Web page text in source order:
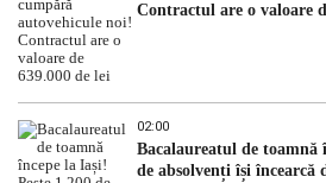
Contractul are o valoare
02:00
Bacalaureatul de toamnă
de absolvenți își încearcă